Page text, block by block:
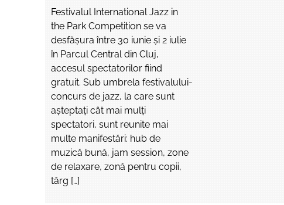
Festivalul International Jazz in
the Park Competition se va
desfăşura între 30 iunie şi 2 iulie
în Parcul Central din Cluj,
accesul spectatorilor fiind
gratuit. Sub umbrela festivalului-
concurs de jazz, la care sunt
aşteptaţi cât mai mulţi
spectatori, sunt reunite mai
multe manifestări: hub de
muzică bună, jam session, zone
de relaxare, zonă pentru copii,
târg […]